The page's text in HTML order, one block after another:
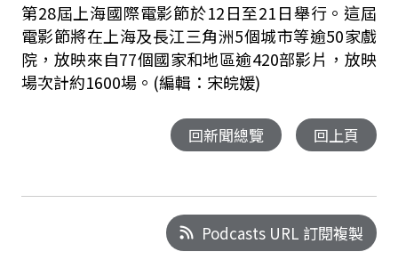
第28屆上海國際電影節於12日至21日舉行。這屆
電影節將在上海及長江三角洲5個城市等逾50家戲
院，放映來自77個國家和地區逾420部影片，放映
場次計約1600場。(編輯：宋皖媛)
回新聞總覽 回上頁
Podcasts URL 訂閱複製